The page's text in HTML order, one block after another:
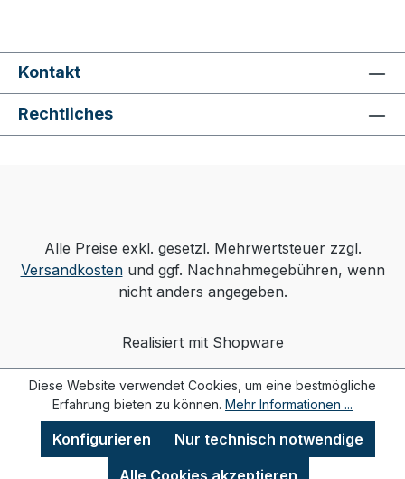
Kontakt
Rechtliches
Alle Preise exkl. gesetzl. Mehrwertsteuer zzgl.
Versandkostenund ggf. Nachnahmegebühren, wenn
nicht anders angegeben.
Realisiert mit Shopware
Diese Website verwendet Cookies, um eine bestmögliche
Erfahrung bieten zu können. Mehr Informationen ...
Nur technisch notwendige
Konfigurieren
Alle Cookies akzeptieren